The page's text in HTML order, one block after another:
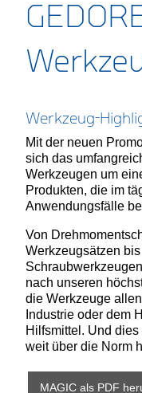
Werkzeug-
Mit der neuen
sich das
Werkzeugen um
Produkten, die im
Anwendungsfälle
Von
Werkzeugsätzen
nach unseren
die Werkzeuge
Industrie oder dem
Hilfsmittel. Und
weit über die Norm
MAGIC als PDF